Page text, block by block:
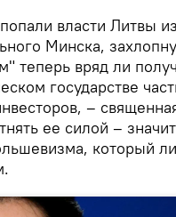
власти Литвы
Минска,
теперь вряд ли
государстве
–
ее силой –
который